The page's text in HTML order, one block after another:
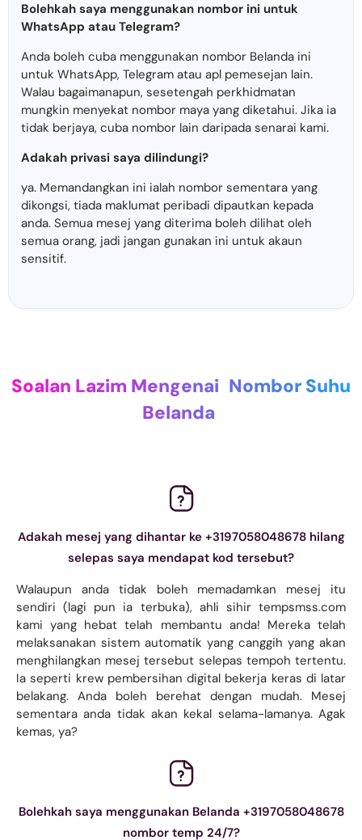
Bolehkah saya menggunakan nombor ini untuk
WhatsApp atau Telegram?
Anda boleh cuba menggunakan nombor Belanda ini
untuk WhatsApp, Telegram atau apl pemesejan lain.
Walau bagaimanapun, sesetengah perkhidmatan
mungkin menyekat nombor maya yang diketahui. Jika ia
tidak berjaya, cuba nombor lain daripada senarai kami.
Adakah privasi saya dilindungi?
ya. Memandangkan ini ialah nombor sementara yang
dikongsi, tiada maklumat peribadi dipautkan kepada
anda. Semua mesej yang diterima boleh dilihat oleh
semua orang, jadi jangan gunakan ini untuk akaun
sensitif.
Soalan Lazim Mengenai Nombor Suhu
Belanda
Adakah mesej yang dihantar ke +3197058048678 hilang
selepas saya mendapat kod tersebut?
Walaupun anda tidak boleh memadamkan mesej itu
sendiri (lagi pun ia terbuka), ahli sihir tempsmss.com
kami yang hebat telah membantu anda! Mereka telah
melaksanakan sistem automatik yang canggih yang akan
menghilangkan mesej tersebut selepas tempoh tertentu.
Ia seperti krew pembersihan digital bekerja keras di latar
belakang. Anda boleh berehat dengan mudah. Mesej
sementara anda tidak akan kekal selama-lamanya. Agak
kemas, ya?
Bolehkah saya menggunakan Belanda +3197058048678
nombor temp 24/7?